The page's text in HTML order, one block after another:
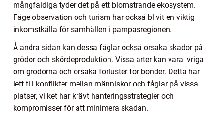
mångfaldiga tyder det på ett blomstrande ekosystem.
Fågelobservation och turism har också blivit en viktig
inkomstkälla för samhällen i pampasregionen.
Å andra sidan kan dessa fåglar också orsaka skador på
grödor och skördeproduktion. Vissa arter kan vara ivriga
om grödorna och orsaka förluster för bönder. Detta har
lett till konflikter mellan människor och fåglar på vissa
platser, vilket har krävt hanteringsstrategier och
kompromisser för att minimera skadan.